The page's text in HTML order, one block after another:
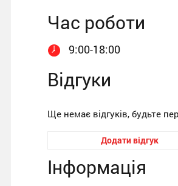
Час роботи
9:00-18:00
Відгуки
Ще немає відгуків, будьте
Додати відгук
Інформація